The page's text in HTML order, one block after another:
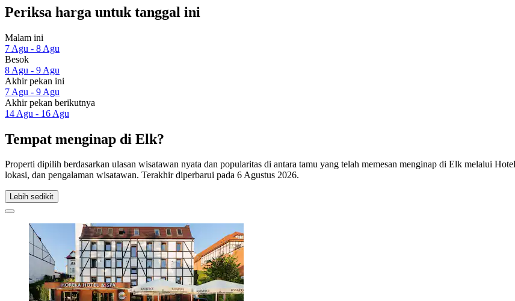
Periksa harga untuk tanggal ini
Malam ini
7 Agu - 8 Agu
Besok
8 Agu - 9 Agu
Akhir pekan ini
7 Agu - 9 Agu
Akhir pekan berikutnya
14 Agu - 16 Agu
Tempat menginap di Elk?
Properti dipilih berdasarkan ulasan wisatawan nyata dan popularitas di antara tamu yang telah memesan menginap di Elk melalui
lokasi, dan pengalaman wisatawan. Terakhir diperbarui pada 6 Agustus 2026.
Lebih sedikit